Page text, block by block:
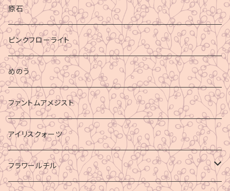
原石
ピンクフローライト
めのう
ファントムアメジスト
アイリスクォーツ
フラワールチル